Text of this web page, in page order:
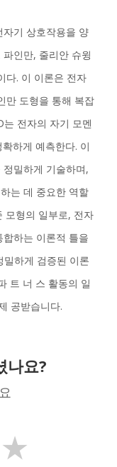
자기 상호작용을 양
인만, 줄리안 슈윙
다. 이 이론은 전자
만 도형을 통해 복잡
전자의 자기 모멘
하게 예측한다. 이
밀하게 기술하며,
는 데 중요한 역할
모형의 일부로, 전자
하는 이론적 틀을
하게 검증된 이론
트 너 스 활동의 일
공받습니다.
나요?
★